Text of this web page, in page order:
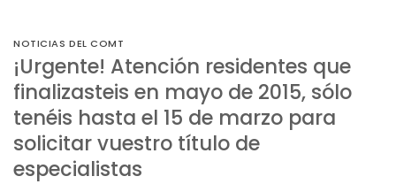
NOTICIAS DEL COMT
¡Urgente! Atención residentes que
finalizasteis en mayo de 2015, sólo
tenéis hasta el 15 de marzo para
solicitar vuestro título de
especialistas